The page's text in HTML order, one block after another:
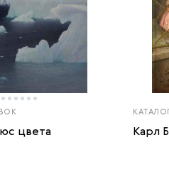
цвета Карл